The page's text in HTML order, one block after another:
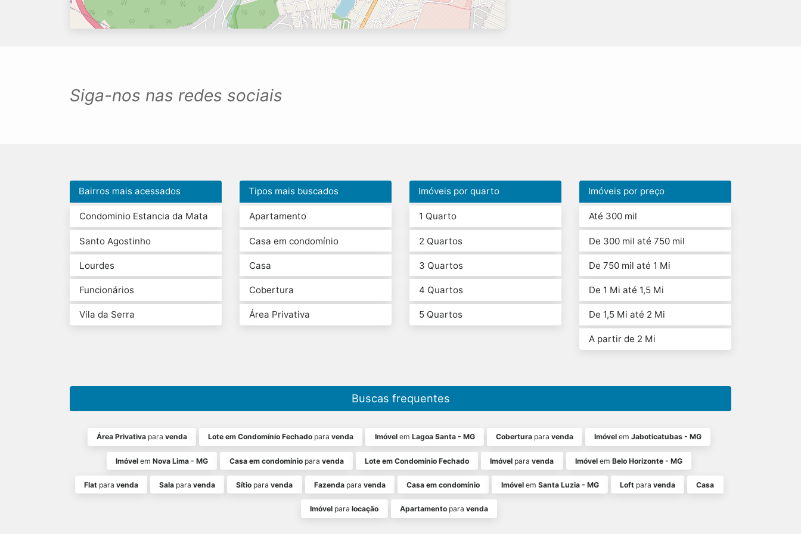
Siga-nos nas redes sociais
Bairros mais acessados
Condominio Estancia da Mata
Santo Agostinho
Lourdes
Funcionários
Vila da Serra
Tipos mais buscados
Apartamento
Casa em condomínio
Casa
Cobertura
Área Privativa
Imóveis por quarto
1 Quarto
2 Quartos
3 Quartos
4 Quartos
5 Quartos
Imóveis por preço
Até 300 mil
De 300 mil até 750 mil
De 750 mil até 1 Mi
De 1 Mi até 1,5 Mi
De 1,5 Mi até 2 Mi
A partir de 2 Mi
Buscas frequentes
Área Privativapara venda Lote em Condomínio Fechado paravenda Imóvelem Lagoa Santa - MG Coberturapara venda Imóvel emJaboticatubas - MG
Imóvel emNova Lima - MG Casa em condomíniopara venda Lote em Condomínio Fechado Imóvel paravenda Imóvelem Belo Horizonte - MG
Flatpara venda Sala paravenda Sítio paravenda Fazendapara venda Casa em condomínio Imóvelem Santa Luzia - MG Loftpara venda Casa
Imóvel paralocação Apartamentopara venda